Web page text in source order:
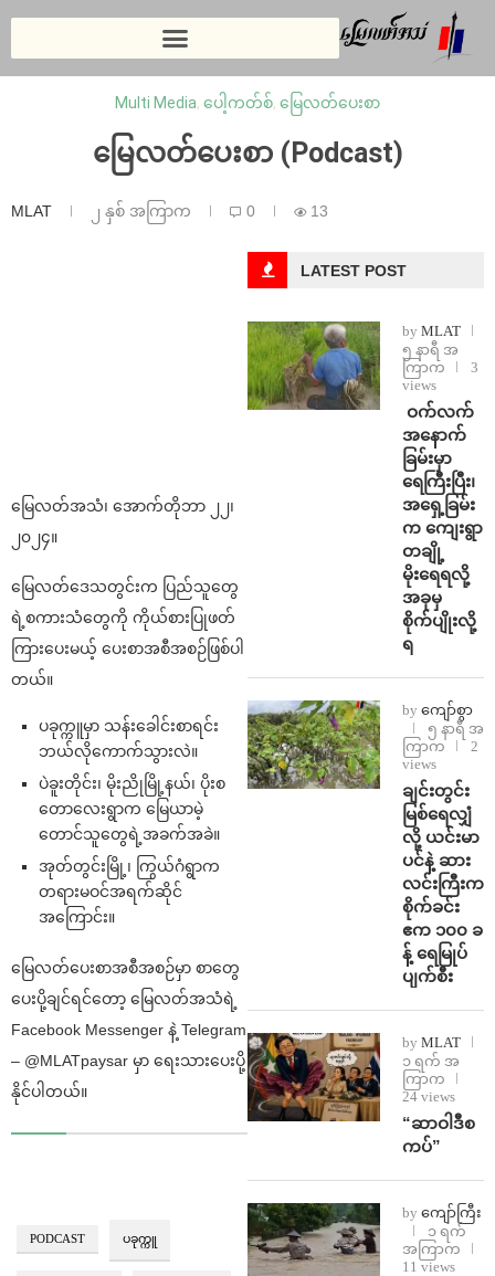
Multi Media, ပေါ့ကတ်စ်, မြေလတ်ပေးစာ
မြေလတ်ပေးစာ (Podcast)
MLAT ၂ နှစ် အကြာက 0 13
မြေလတ်အသံ၊ အောက်တိုဘာ ၂၂၊
၂၀၂၄။
မြေလတ်ဒေသတွင်းက ပြည်သူတွေ
ရဲ့စကားသံတွေကို ကိုယ်စားပြုဖတ်
ကြားပေးမယ့် ပေးစာအစီအစဉ်ဖြစ်ပါ
တယ်။
ပခုက္ကူမှာ သန်းခေါင်းစာရင်း
ဘယ်လိုကောက်သွားလဲ။
ပဲခူးတိုင်း၊ မိုးညိုမြို့နယ်၊ ပိုးစ
တောလေးရွာက မြေယာမဲ့
တောင်သူတွေရဲ့အခက်အခဲ။
အုတ်တွင်းမြို့၊ ကြွယ်ဂံရွာက
တရားမဝင်အရက်ဆိုင်
အကြောင်း။
မြေလတ်ပေးစာအစီအစဉ်မှာ စာတွေ
ပေးပို့ချင်ရင်တော့ မြေလတ်အသံရဲ့
Facebook Messenger နဲ့ Telegram
– @MLATpaysar မှာ ရေးသားပေးပို့
နိုင်ပါတယ်။
PODCAST ပခုက္ကူ
LATEST POST
by MLAT
၅ နာရီ အ
ကြာက
3
views
⁩ ⁨ဝက်လက်
အနောက်
ခြမ်းမှာ
ရေကြီးပြီး၊
အရှေ့ခြမ်း
က ကျေးရွာ
တချို့
မိုးရေရလို့
အခုမှ
စိုက်ပျိုးလို့
ရ
by ကျော်စွာ
၅ နာရီ အ
ကြာက
2
views
ချင်းတွင်း
မြစ်ရေလျှံ
လို့ ယင်းမာ
ပင်နဲ့ ဆား
လင်းကြီးက
စိုက်ခင်း
ဧက ၁၀၀ ခ
န့် ရေမြုပ်
ပျက်စီး
by MLAT
၁ ရက် အ
ကြာက
24 views
“ဆာဝါဒီစ
ကပ်”
by ကျော်ကြီး
၁ ရက်
အကြာက
11 views